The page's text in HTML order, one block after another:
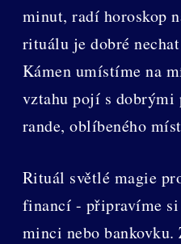
minut, radí horoskop
rituálu je dobré
Kámen umístíme na
vztahu pojí s
rande, oblíbeného
Rituál světlé magie
financí - připravíme
minci nebo